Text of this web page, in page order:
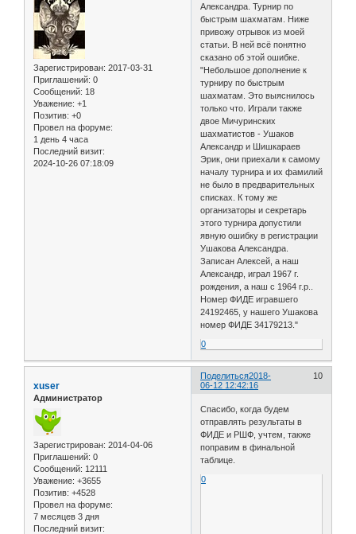
Зарегистрирован: 2017-03-31
Приглашений: 0
Сообщений: 18
Уважение: +1
Позитив: +0
Провел на форуме:
1 день 4 часа
Последний визит:
2024-10-26 07:18:09
Александра. Турнир по
быстрым шахматам. Ниже
привожу отрывок из моей
статьи. В ней всё понятно
сказано об этой ошибке.
"Небольшое дополнение к
турниру по быстрым
шахматам. Это выяснилось
только что. Играли также
двое Мичуринских
шахматистов - Ушаков
Александр и Шишкараев
Эрик, они приехали к самому
началу турнира и их фамилий
не было в предварительных
списках. К тому же
организаторы и секретарь
этого турнира допустили
явную ошибку в регистрации
Ушакова Александра.
Записан Алексей, а наш
Александр, играл 1967 г.
рождения, а наш с 1964 г.р..
Номер ФИДЕ игравшего
24192465, у нашего Ушакова
номер ФИДЕ 34179213."
0
Поделиться 10
2018-
06-12 12:42:16
xuser
Администратор
Зарегистрирован: 2014-04-06
Приглашений: 0
Сообщений: 12111
Уважение: +3655
Позитив: +4528
Провел на форуме:
7 месяцев 3 дня
Последний визит:
Спасибо, когда будем
отправлять результаты в
ФИДЕ и РШФ, учтем, также
поправим в финальной
таблице.
0